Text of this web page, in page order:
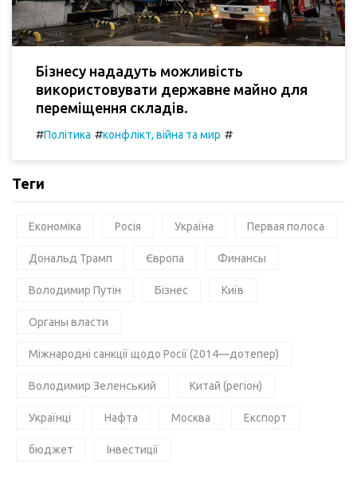
Бізнесу нададуть можливість
використовувати державне майно для
переміщення складів.
#Політика #конфлікт, війна та мир #
Теги
Економіка Росія Україна Первая полоса
Дональд Трамп Європа Финансы
Володимир Путін Бізнес Київ
Органы власти
Міжнародні санкції щодо Росії (2014—дотепер)
Володимир Зеленський Китай (регіон)
Українці Нафта Москва Експорт
бюджет Інвестиції